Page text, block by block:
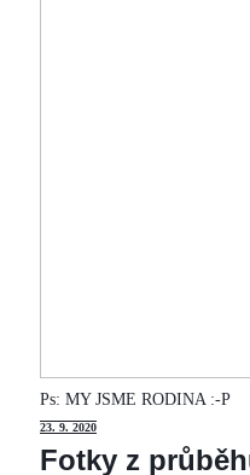
Ps: MY JSME RODINA :-P
23. 9. 2020
Fotky z